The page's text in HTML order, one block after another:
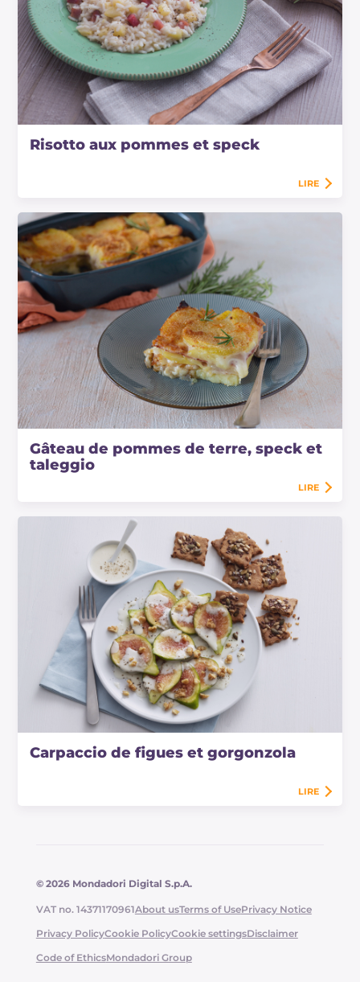
Risotto aux pommes et speck
LIRE
Gâteau de pommes de terre, speck et
taleggio
LIRE
Carpaccio de figues et gorgonzola
LIRE
© 2026 Mondadori Digital S.p.A.
VAT no. 14371170961About usTerms of UsePrivacy Notice
Privacy PolicyCookie PolicyCookie settingsDisclaimer
Code of EthicsMondadori Group